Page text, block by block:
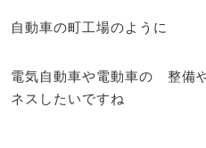
自動車の町工場のように
電気自動車や電動車の 整備
ネスしたいですね